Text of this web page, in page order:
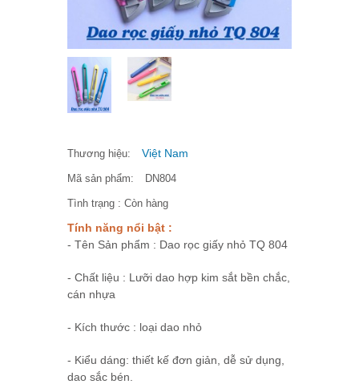
Thương hiệu: Việt Nam
Mã sản phẩm: DN804
Tình trạng : Còn hàng
Tính năng nổi bật :
- Tên Sản phẩm : Dao rọc giấy nhỏ TQ 804
- Chất liệu : Lưỡi dao hợp kim sắt bền chắc,
cán nhựa
- Kích thước : loại dao nhỏ
- Kiểu dáng: thiết kế đơn giản, dễ sử dụng,
dao sắc bén.